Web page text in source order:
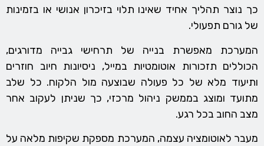
כך נוצר תהליך אחיד שאינו תלוי בזיכרון אנושי או בזמינות
של גורם תפעולי.
המערכת מאפשרת בנייה של תרחישי גבייה מדורגים,
הכוללים תזכורות אוטומטיות במייל, ניסיונות חיוב חוזרים
ותיעוד מלא של כל פעולה שבוצעה מול הלקוח. כל שלב
מתועד ומוצג בממשק ניהול מרכזי, כך שניתן לעקוב אחר
מצב החוב בכל רגע.
מעבר לאוטומציה עצמה, המערכת מספקת שקיפות מלאה על